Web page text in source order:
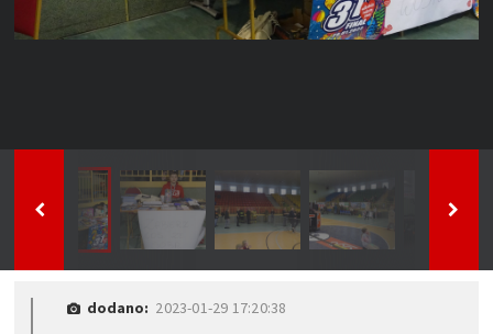
dodano: 2023-01-29 17:20:38